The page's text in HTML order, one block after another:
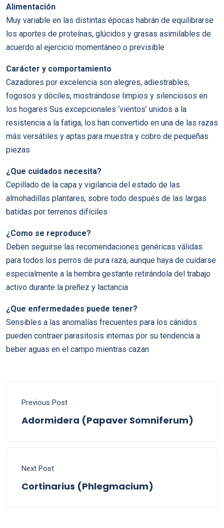
Alimentación
Muy variable en las distintas épocas habrán de equilibrarse
los aportes de proteínas, glúcidos y grasas asimilables de
acuerdo al ejercicio momentáneo o previsible
Carácter y comportamiento
Cazadores por excelencia son alegres, adiestrables,
fogosos y dóciles, mostrándose limpios y silenciosos en
los hogares Sus excepcionales ‘vientos’ unidos a la
resistencia a la fatiga, los han convertido en una de las razas
más versátiles y aptas para muestra y cobro de pequeñas
piezas
¿Que cuidados necesita?
Cepillado de la capa y vigilancia del estado de las
almohadillas plantares, sobre todo después de las largas
batidas por terrenos difíciles
¿Como se reproduce?
Deben seguirse las recomendaciones genéricas válidas
para todos los perros de pura raza, aunque haya de cuidarse
especialmente a la hembra gestante retirándola del trabajo
activo durante la preñez y lactancia
¿Que enfermedades puede tener?
Sensibles a las anomalías frecuentes para los cánidos
pueden contraer parasitosis internas por su tendencia a
beber aguas en el campo mientras cazan
Previous Post
Adormidera (Papaver Somniferum)
Next Post
Cortinarius (Phlegmacium)